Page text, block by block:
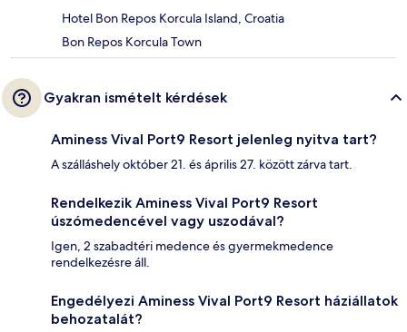
Hotel Bon Repos Korcula Island, Croatia
Bon Repos Korcula Town
Gyakran ismételt kérdések
Aminess Vival Port9 Resort jelenleg nyitva tart?
A szálláshely október 21. és április 27. között zárva tart.
Rendelkezik Aminess Vival Port9 Resort
úszómedencével vagy uszodával?
Igen, 2 szabadtéri medence és gyermekmedence
rendelkezésre áll.
Engedélyezi Aminess Vival Port9 Resort háziállatok
behozatalát?